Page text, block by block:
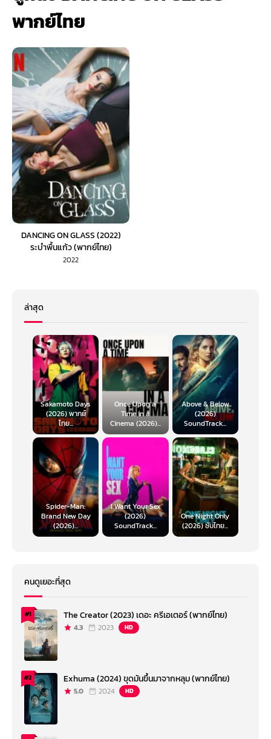
พากย์ไทย
DANCING ON GLASS (2022)
ระบำพื้นแก้ว (พากย์ไทย)
2022
ล่าสุด
Sakamoto Days
(2026) พากย์
ไทย...
Once Upon a
Time in a
Cinema (2026)...
Above & Below
(2026)
SoundTrack...
Spider-Man:
Brand New Day
(2026)...
I Want Your Sex
(2026)
SoundTrack...
One Night Only
(2026) ซับไทย...
คนดูเยอะที่สุด
#1 The Creator (2023) เดอะ ครีเอเตอร์ (พากย์ไทย)
4.3 2023 HD
#2 Exhuma (2024) ขุดมันขึ้นมาจากหลุม (พากย์ไทย)
5.0 2024 HD